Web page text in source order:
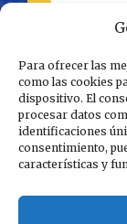
Para ofrecer las
como las cookies
dispositivo. El
procesar datos
identificaciones
consentimiento,
características y